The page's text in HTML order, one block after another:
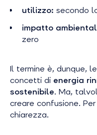
utilizzo: secondo
impatto
zero
Il termine è, dunque,
concetti di energia
sostenibile. Ma,
creare confusione.
chiarezza.